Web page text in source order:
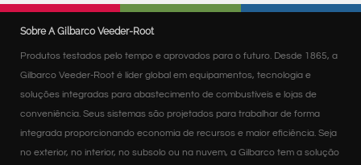
Sobre A Gilbarco Veeder-Root
Produtos testados pelo tempo e aprovados para o futuro. Desde 1865, a
Gilbarco Veeder-Root é líder global em equipamentos, tecnologia e
soluções integradas para abastecimento de combustíveis e lojas de
conveniência. Seus sistemas são projetados para trabalhar de forma
integrada proporcionando economia de recursos e maior eficiência. Seja
no exterior, no interior, no subsolo ou na nuvem, a Gilbarco tem a solução